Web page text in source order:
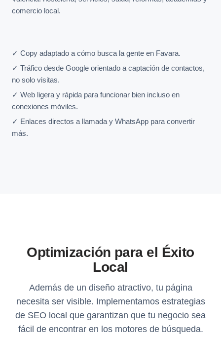
comercio local.
✓ Copy adaptado a cómo busca la gente en Favara.
✓ Tráfico desde Google orientado a captación de contactos,
no solo visitas.
✓ Web ligera y rápida para funcionar bien incluso en
conexiones móviles.
✓ Enlaces directos a llamada y WhatsApp para convertir
más.
Optimización para el Éxito
Local
Además de un diseño atractivo, tu página
necesita ser visible. Implementamos estrategias
de SEO local que garantizan que tu negocio sea
fácil de encontrar en los motores de búsqueda.